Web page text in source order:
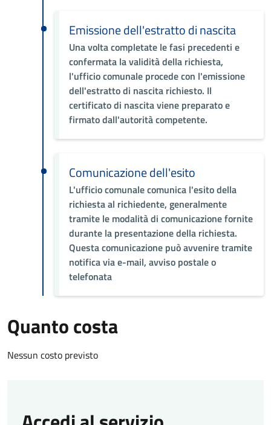
Emissione dell'estratto di nascita
Una volta completate le fasi precedenti e
confermata la validità della richiesta,
l'ufficio comunale procede con l'emissione
dell'estratto di nascita richiesto. Il
certificato di nascita viene preparato e
firmato dall'autorità competente.
Comunicazione dell'esito
L'ufficio comunale comunica l'esito della
richiesta al richiedente, generalmente
tramite le modalità di comunicazione fornite
durante la presentazione della richiesta.
Questa comunicazione può avvenire tramite
notifica via e-mail, avviso postale o
telefonata
Quanto costa
Nessun costo previsto